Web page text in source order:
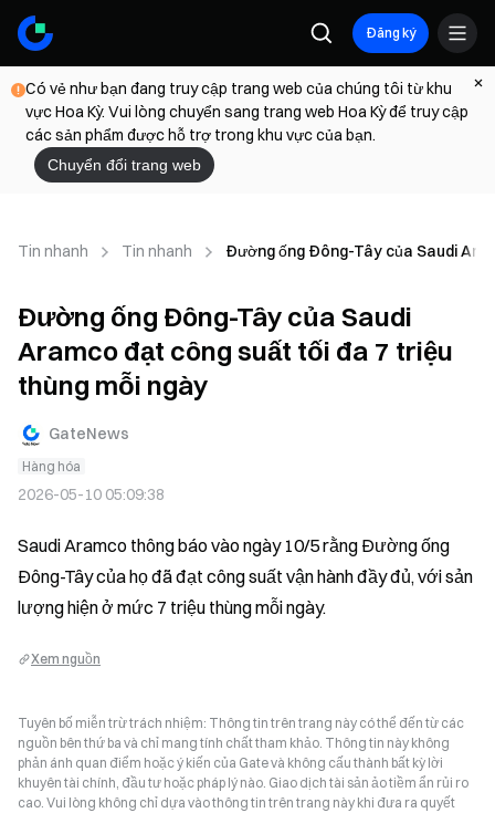
Đăng ký
Có vẻ như bạn đang truy cập trang web của chúng tôi từ khu
vực Hoa Kỳ. Vui lòng chuyển sang trang web Hoa Kỳ để truy cập
các sản phẩm được hỗ trợ trong khu vực của bạn.
Chuyển đổi trang web
Tin nhanh Tin nhanh Đường ống Đông-Tây của Saudi
Đường ống Đông-Tây của Saudi
Aramco đạt công suất tối đa 7 triệu
thùng mỗi ngày
GateNews
Hàng hóa
2026-05-10 05:09:38
Saudi Aramco thông báo vào ngày 10/5 rằng Đường ống
Đông-Tây của họ đã đạt công suất vận hành đầy đủ, với sản
lượng hiện ở mức 7 triệu thùng mỗi ngày.
Xem nguồn
Tuyên bố miễn trừ trách nhiệm: Thông tin trên trang này có thể đến từ các
nguồn bên thứ ba và chỉ mang tính chất tham khảo. Thông tin này không
phản ánh quan điểm hoặc ý kiến của Gate và không cấu thành bất kỳ lời
khuyên tài chính, đầu tư hoặc pháp lý nào. Giao dịch tài sản ảo tiềm ẩn rủi ro
cao. Vui lòng không chỉ dựa vào thông tin trên trang này khi đưa ra quyết